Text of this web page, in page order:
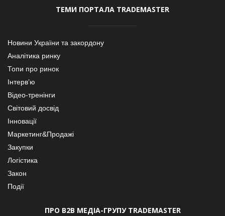
ТЕМИ ПОРТАЛА TRADEMASTER
Новини України та закордону
Аналітика ринку
Топи про ринок
Інтерв’ю
Відео-тренінги
Світовий досвід
Інновації
Маркетинг&Продажі
Закупки
Логістика
Закон
Події
ПРО В2В МЕДІА-ГРУПУ TRADEMASTER